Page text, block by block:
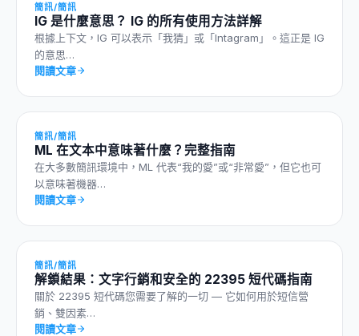
簡訊/簡訊
IG 是什麼意思？ IG 的所有使用方法詳解
根據上下文，IG 可以表示「我猜」或「Intagram」。這正是 IG
的意思…
閱讀文章
簡訊/簡訊
ML 在文本中意味著什麼？完整指南
在大多數簡訊環境中，ML 代表“我的愛”或“非常愛”，但它也可
以意味著機器…
閱讀文章
簡訊/簡訊
解鎖結果：文字行銷和安全的 22395 短代碼指南
關於 22395 短代碼您需要了解的一切 — 它如何用於短信營
銷、雙因素…
閱讀文章